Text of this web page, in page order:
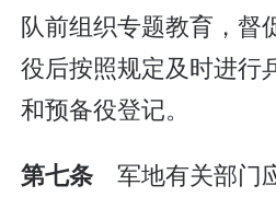
队前组织专题教育，督
役后按照规定及时进行
和预备役登记。
第七条军地有关部门